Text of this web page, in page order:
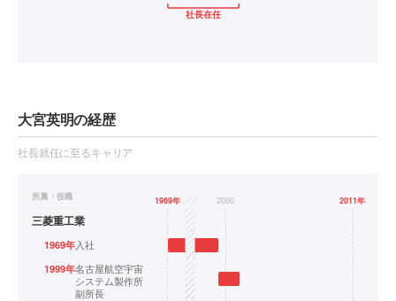
大宮英明の経歴
社長就任に至るキャリア
所属・役職 1969年 2000 2011年
三菱重工業
1969年 入社
1999年名古屋航空宇宙
システム製作所
副所長